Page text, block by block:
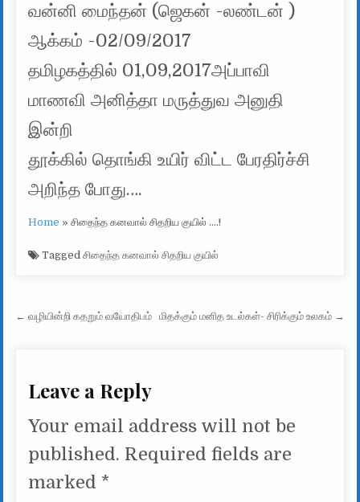
வன்னி மைந்தன் (ஜெகன் -லண்டன் )
ஆக்கம் -02/09/2017
தமிழகத்தில் 01,09,2017அப்பாவி
மாணவி அனித்தா மருத்துவ அனுதி
இன்றி
தூக்கில் தொங்கி உயிர் விட்ட பேரதிர்ச்சி
அறிந்த போது….
Home »சிதைந்த கனவால் சிதறிய குயில் ….!
Taggedசிதைந்த கனவால் சிதறிய குயில்
Post navigation
← வழியின்றி கதறும் வயோதிபம் மிதக்கும் மனித உடல்கள்- சிரிக்கும் உலகம் →
Leave a Reply
Your email address will not be
published. Required fields are
marked *